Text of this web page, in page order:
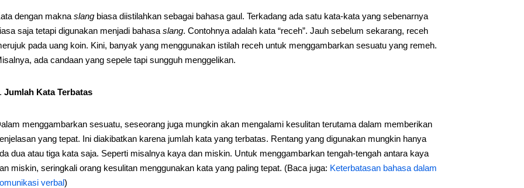
dengan makna slangbiasa diistilahkan sebagai bahasa gaul. Terkadang ada satu kata-kata yang sebenarnya
saja tetapi digunakan menjadi bahasa slang. Contohnya adalah kata “receh”. Jauh sebelum sekarang, receh
pada uang koin. Kini, banyak yang menggunakan istilah receh untuk menggambarkan sesuatu yang remeh.
ada candaan yang sepele tapi sungguh menggelikan.
Jumlah Kata Terbatas
menggambarkan sesuatu, seseorang juga mungkin akan mengalami kesulitan terutama dalam memberikan
yang tepat. Ini diakibatkan karena jumlah kata yang terbatas. Rentang yang digunakan mungkin hanya
dua atau tiga kata saja. Seperti misalnya kaya dan miskin. Untuk menggambarkan tengah-tengah antara kaya
miskin, seringkali orang kesulitan menggunakan kata yang paling tepat. (Baca juga: Keterbatasan bahasa dalam
verbal)